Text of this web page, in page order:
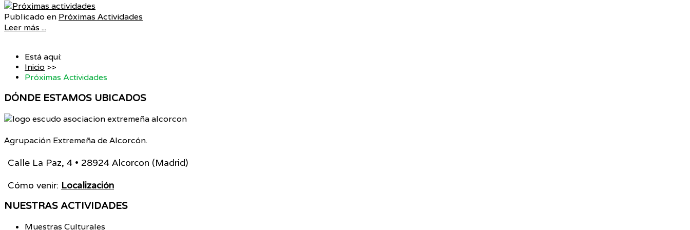
Publicado en Próximas Actividades
Leer más ...
Está aquí:
Inicio >>
Próximas Actividades
DÓNDE ESTAMOS UBICADOS
Agrupación Extremeña de Alcorcón.
Calle La Paz, 4 • 28924 Alcorcon (Madrid)
Cómo venir: Localización
NUESTRAS ACTIVIDADES
Muestras Culturales